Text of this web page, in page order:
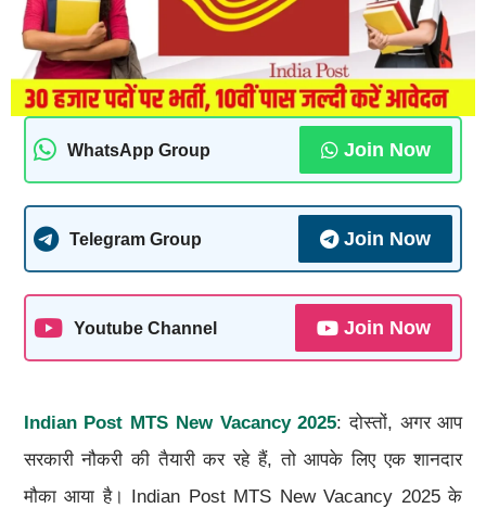
WhatsApp Group Join Now
Telegram Group Join Now
Youtube Channel Join Now
Indian Post MTS New Vacancy 2025: दोस्तों, अगर आप
सरकारी नौकरी की तैयारी कर रहे हैं, तो आपके लिए एक शानदार
मौका आया है। Indian Post MTS New Vacancy 2025 के